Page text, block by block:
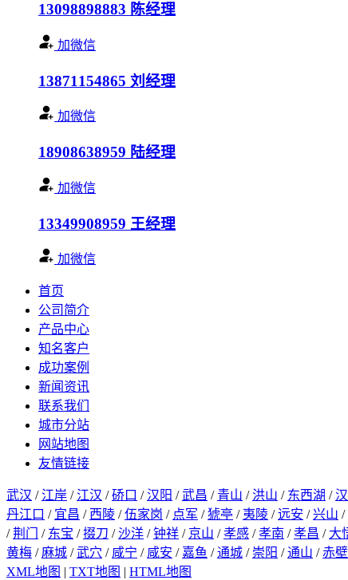
13098898883 陈经理
加微信
13871154865 刘经理
加微信
18908638959 陆经理
加微信
13349908959 王经理
加微信
首页
公司简介
产品中心
知名客户
成功案例
新闻资讯
联系我们
城市分站
网站地图
友情链接
武汉 / 江岸 / 江汉 /硚口 /汉阳 /武昌 / 青山 / 洪山 / 东西湖 /
丹江口 / 宜昌 / 西陵 /伍家岗 / 点军 /猇亭 / 夷陵 /远安 /兴山 /
/荆门 / 东宝 /掇刀 /沙洋 /钟祥 / 京山 /孝感 /孝南 /孝昌 / 大
黄梅 / 麻城 /武穴 / 咸宁 / 咸安 / 嘉鱼 /通城 / 崇阳 /通山 /赤壁
XML地图 | TXT地图 | HTML地图